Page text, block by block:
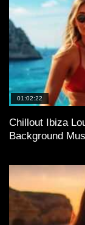
01:02:22
Chillout Ibiza
Background